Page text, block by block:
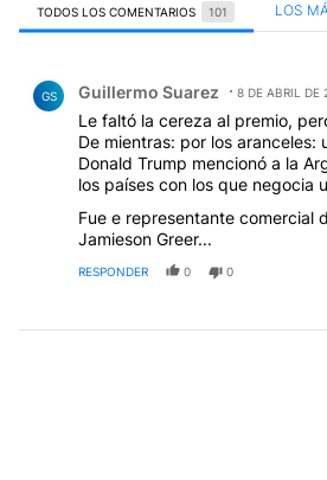
TODOS LOS COMENTARIOS 101 LOS
GS Guillermo Suarez 8 DE ABRIL DE
Le faltó la cereza al premio,
De mientras: por los aranceles:
Donald Trump mencionó a la
los países con los que negocia
Fue e representante comercial
Jamieson Greer...
RESPONDER 0 0